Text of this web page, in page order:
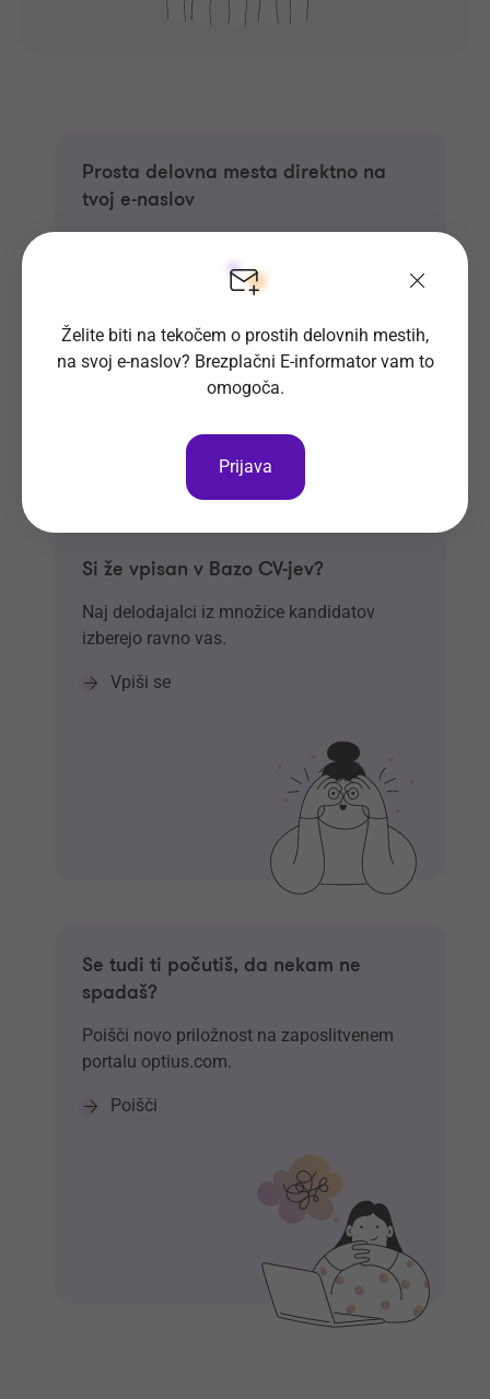
Prosta delovna mesta direktno na
tvoj e-naslov
Si že vpisan v Bazo CV-jev?
Naj delodajalci iz množice kandidatov
izberejo ravno vas.
Vpiši se
Se tudi ti počutiš, da nekam ne
spadaš?
Poišči novo priložnost na zaposlitvenem
portalu optius.com.
Poišči
Želite biti na tekočem o prostih delovnih mestih,
na svoj e-naslov? Brezplačni E-informator vam to
omogoča.
Prijava